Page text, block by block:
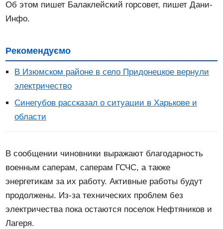
Об этом пишет Балаклейский горсовет, пишет Дани-
Инфо.
Рекомендуємо
В Изюмском районе в село Придонецкое вернули
электричество
Синегубов рассказал о ситуации в Харькове и
области
В сообщении чиновники выражают благодарность
военным саперам, саперам ГСЧС, а также
энергетикам за их работу. Активные работы будут
продолжены. Из-за технических проблем без
электричества пока остаются поселок Нефтяников и
Лагеря.